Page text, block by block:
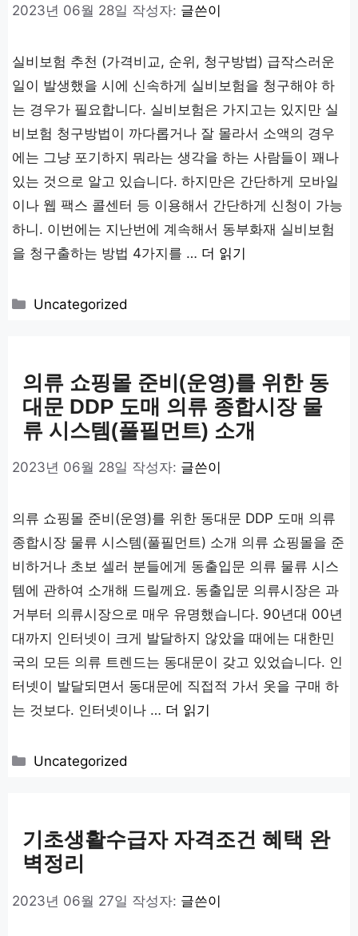
2023년 06월 28일 작성자: 글쓴이
실비보험 추천 (가격비교, 순위, 청구방법) 급작스러운
일이 발생했을 시에 신속하게 실비보험을 청구해야 하
는 경우가 필요합니다. 실비보험은 가지고는 있지만 실
비보험 청구방법이 까다롭거나 잘 몰라서 소액의 경우
에는 그냥 포기하지 뭐라는 생각을 하는 사람들이 꽤나
있는 것으로 알고 있습니다. 하지만은 간단하게 모바일
이나 웹 팩스 콜센터 등 이용해서 간단하게 신청이 가능
하니. 이번에는 지난번에 계속해서 동부화재 실비보험
을 청구출하는 방법 4가지를 … 더 읽기
카
Uncategorized
의류 쇼핑몰 준비(운영)를 위한 동
대문 DDP 도매 의류 종합시장 물
류 시스템(풀필먼트) 소개
2023년 06월 28일 작성자: 글쓴이
의류 쇼핑몰 준비(운영)를 위한 동대문 DDP 도매 의류
종합시장 물류 시스템(풀필먼트) 소개 의류 쇼핑몰을 준
비하거나 초보 셀러 분들에게 동출입문 의류 물류 시스
템에 관하여 소개해 드릴께요. 동출입문 의류시장은 과
거부터 의류시장으로 매우 유명했습니다. 90년대 00년
대까지 인터넷이 크게 발달하지 않았을 때에는 대한민
국의 모든 의류 트렌드는 동대문이 갖고 있었습니다. 인
터넷이 발달되면서 동대문에 직접적 가서 옷을 구매 하
는 것보다. 인터넷이나 … 더 읽기
카
Uncategorized
기초생활수급자 자격조건 혜택 완
벽정리
2023년 06월 27일 작성자: 글쓴이